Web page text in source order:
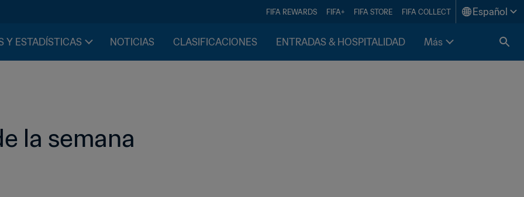
FIFA REWARDS FIFA+ FIFA STORE FIFA COLLECT Español
Y ESTADÍSTICAS NOTICIAS CLASIFICACIONES ENTRADAS & HOSPITALIDAD Más
la semana